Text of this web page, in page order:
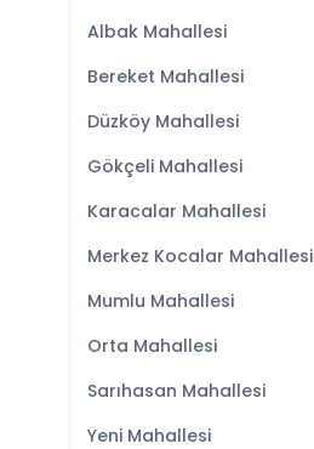
Albak Mahallesi
Bereket Mahallesi
Düzköy Mahallesi
Gökçeli Mahallesi
Karacalar Mahallesi
Merkez Kocalar Mahallesi
Mumlu Mahallesi
Orta Mahallesi
Sarıhasan Mahallesi
Yeni Mahallesi